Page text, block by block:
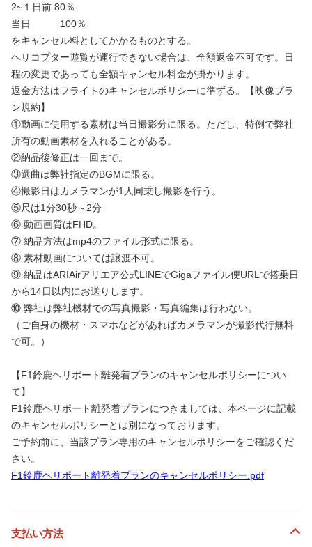
2~１日前 80％
当日 100％
をキャンセル料としてかかるものとする。
ヘリコプター遊覧が運行できない場合は、全額返金不可です。日
程の変更であっても全額キャンセル料金が掛かります。
返金方法はフライトのキャンセルポリシーに準ずる。【映像プラ
ン規約】
①動画に使用する素材は当日撮影分に限る。ただし、特例で弊社
所有の動画素材を入れることがある。
②納品後修正は一回まで。
③選曲は弊社指定のBGMに限る。
④撮影日はカメラマンが1人同乗し撮影を行う。
⑤尺は1分30秒～2分
⑥ 動画画質はFHD。
⑦ 納品方法はmp4のファイル形式に限る。
⑧ 素材動画については譲渡不可。
⑨ 納品はARIAirアリエア公式LINEでGigaファイル便URLで搭乗日
から14日以内にお送りします。
⑩ 弊社は弊社機材での写真撮影・写真編集は行わない。
（ご自身の機材・スマホなどがあればカメラマンが撮影代行無料
で可。）
【F1鈴鹿ヘリポート離発着プランのキャンセルポリシーについ
て】
F1鈴鹿ヘリポート離発着プランにつきましては、本ページに記載
のキャンセルポリシーとは別になっております。
ご予約前に、当該プラン専用のキャンセルポリシーをご確認くだ
さい。
F1鈴鹿ヘリポート離発着プランのキャンセルポリシー.pdf
支払い方法